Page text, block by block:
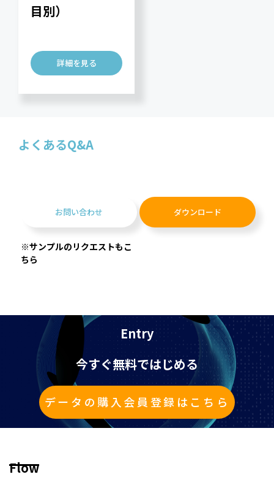
目別）
詳細を見る
よくあるQ&A
お問い合わせ
※サンプルのリクエストもこ
ちら
ダウンロード
Entry
今すぐ無料ではじめる
データの購入会員登録はこちら
Flow